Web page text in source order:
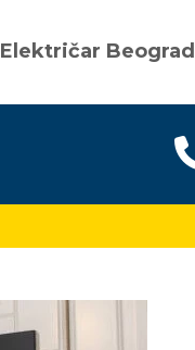
Električar Beograd